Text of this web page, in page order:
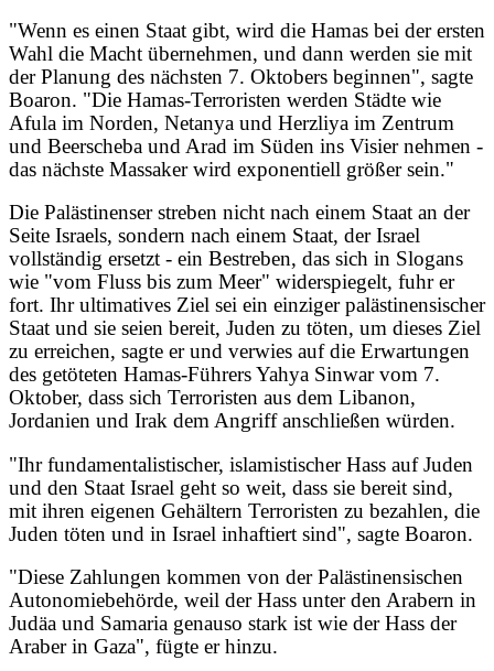
"Wenn es einen Staat gibt, wird die Hamas bei der ersten
Wahl die Macht übernehmen, und dann werden sie mit
der Planung des nächsten 7. Oktobers beginnen", sagte
Boaron. "Die Hamas-Terroristen werden Städte wie
Afula im Norden, Netanya und Herzliya im Zentrum
und Beerscheba und Arad im Süden ins Visier nehmen -
das nächste Massaker wird exponentiell größer sein."
Die Palästinenser streben nicht nach einem Staat an der
Seite Israels, sondern nach einem Staat, der Israel
vollständig ersetzt - ein Bestreben, das sich in Slogans
wie "vom Fluss bis zum Meer" widerspiegelt, fuhr er
fort. Ihr ultimatives Ziel sei ein einziger palästinensischer
Staat und sie seien bereit, Juden zu töten, um dieses Ziel
zu erreichen, sagte er und verwies auf die Erwartungen
des getöteten Hamas-Führers Yahya Sinwar vom 7.
Oktober, dass sich Terroristen aus dem Libanon,
Jordanien und Irak dem Angriff anschließen würden.
"Ihr fundamentalistischer, islamistischer Hass auf Juden
und den Staat Israel geht so weit, dass sie bereit sind,
mit ihren eigenen Gehältern Terroristen zu bezahlen, die
Juden töten und in Israel inhaftiert sind", sagte Boaron.
"Diese Zahlungen kommen von der Palästinensischen
Autonomiebehörde, weil der Hass unter den Arabern in
Judäa und Samaria genauso stark ist wie der Hass der
Araber in Gaza", fügte er hinzu.